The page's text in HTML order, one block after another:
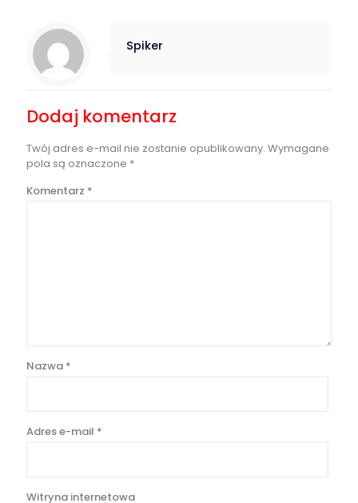
Spiker
Dodaj komentarz
Twój adres e-mail nie zostanie opublikowany. Wymagane
pola są oznaczone *
Komentarz *
Nazwa *
Adres e-mail *
Witryna internetowa